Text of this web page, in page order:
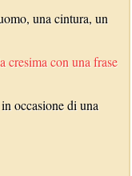
una cintura, un
cresima con una frase
occasione di una